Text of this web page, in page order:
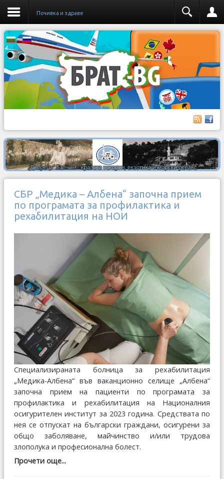
Почивка и здраве
СБР „Медика – Албена“ започна прием
по програмата за профилактика и
рехабилитация на НОИ
Специализираната болница за рехабилитация
„Медика-Албена“ във ваканционно селище „Албена“
започна прием на пациенти по програмата за
профилактика и рехабилитация на Националния
осигурителен институт за 2023 година. Средствата по
нея се отпускат на български граждани, осигурени за
общо заболяване, майчинство и/или трудова
злополука и професионална болест.
Прочети още...